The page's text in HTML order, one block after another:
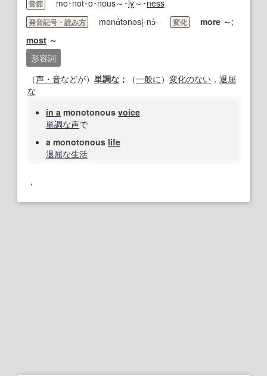
音節 mo･not･o･nous～･ ly～･ness
発音記号・ 読み方 mənɑ́tənəs|-nɔ́- 変化 more ～;
most ～
形容詞
（声・音などが） 単調な ； （一般に） 変化のない ， 退屈
な
in a monotonous voice
単調な声で
a monotonous life
退屈な生活
，